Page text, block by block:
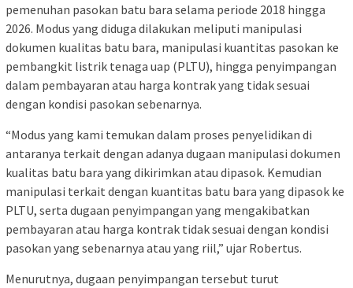
pemenuhan pasokan batu bara selama periode 2018 hingga
2026. Modus yang diduga dilakukan meliputi manipulasi
dokumen kualitas batu bara, manipulasi kuantitas pasokan ke
pembangkit listrik tenaga uap (PLTU), hingga penyimpangan
dalam pembayaran atau harga kontrak yang tidak sesuai
dengan kondisi pasokan sebenarnya.
“Modus yang kami temukan dalam proses penyelidikan di
antaranya terkait dengan adanya dugaan manipulasi dokumen
kualitas batu bara yang dikirimkan atau dipasok. Kemudian
manipulasi terkait dengan kuantitas batu bara yang dipasok ke
PLTU, serta dugaan penyimpangan yang mengakibatkan
pembayaran atau harga kontrak tidak sesuai dengan kondisi
pasokan yang sebenarnya atau yang riil,” ujar Robertus.
Menurutnya, dugaan penyimpangan tersebut turut